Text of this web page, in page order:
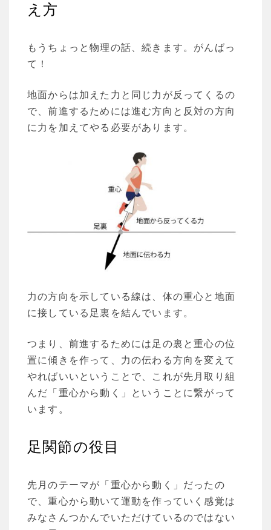
え方
もうちょっと物理の話、続きます。がんばっ
て！
地面からは加えた力と同じ力が反ってくるの
で、前進するためには進む方向と反対の方向
に力を加えてやる必要があります。
力の方向を示している線は、体の重心と地面
に接している足裏を結んでいます。
つまり、前進するためには足の裏と重心の位
置に傾きを作って、力の伝わる方向を変えて
やればいいということで、これが先月取り組
んだ「重心から動く」ということに繋がって
います。
足関節の役目
先月のテーマが「重心から動く」だったの
で、重心から動いて運動を作っていく感覚は
みなさんつかんでいただけているのではない